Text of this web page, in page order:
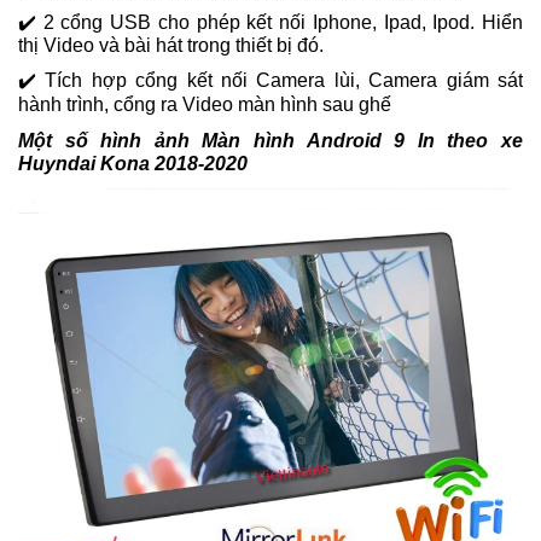
✔️ 2 cổng USB cho phép kết nối Iphone, Ipad, Ipod. Hiển
thị Video và bài hát trong thiết bị đó.
✔️Tích hợp cổng kết nối Camera lùi, Camera giám sát
hành trình, cổng ra Video màn hình sau ghế
Một số hình ảnhMàn hình Android 9 In theo xe
Huyndai Kona 2018-2020